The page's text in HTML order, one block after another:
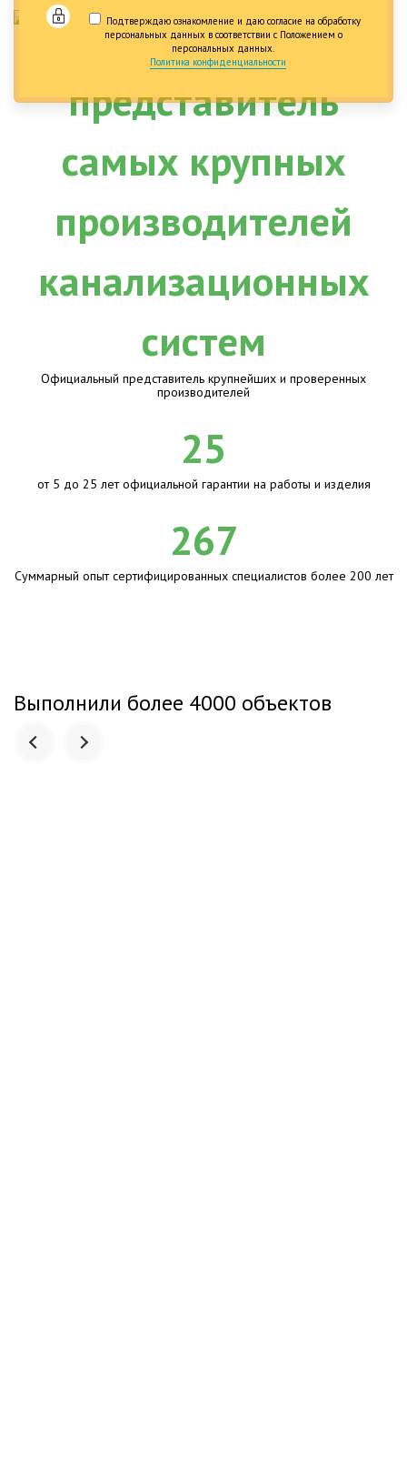
Подтверждаю ознакомление и даю согласие на обработку
персональных данных в соответствии с Положением о
персональных данных.
Политика конфиденциальности
Официальный представитель крупнейших и проверенных
производителей
25
от 5 до 25 лет официальной гарантии на работы и изделия
267
Суммарный опыт сертифицированных специалистов более 200 лет
Выполнили более 4000 объектов